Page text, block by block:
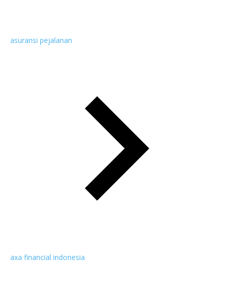
asuransi pejalanan
axa financial indonesia